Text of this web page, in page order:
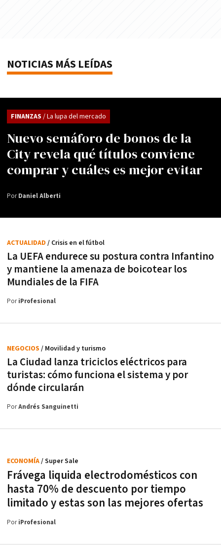
NOTICIAS MÁS LEÍDAS
Nuevo semáforo de bonos de la
City revela qué títulos conviene
comprar y cuáles es mejor evitar
FINANZAS / La lupa del mercado
PorDaniel Alberti
La UEFA endurece su postura contra Infantino
y mantiene la amenaza de boicotear los
Mundiales de la FIFA
ACTUALIDAD / Crisis en el fútbol
PoriProfesional
La Ciudad lanza triciclos eléctricos para
turistas: cómo funciona el sistema y por
dónde circularán
NEGOCIOS / Movilidad y turismo
PorAndrés Sanguinetti
Frávega liquida electrodomésticos con
hasta 70% de descuento por tiempo
limitado y estas son las mejores ofertas
ECONOMÍA/ Super Sale
PoriProfesional